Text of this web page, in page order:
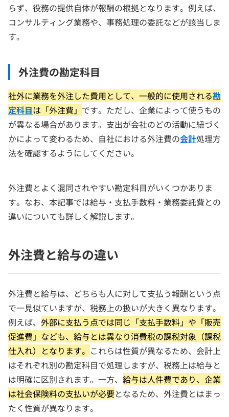
らず、役務の提供自体が報酬の根拠となります。例えば、
コンサルティング業務や、事務処理の委託などが該当しま
す。
外注費の勘定科目
社外に業務を外注した費用として、一般的に使用される勘
定科目は「外注費」 です。ただし、企業によって使うもの
が異なる場合があります。支出が会社のどの活動に紐づく
かによって変わるため、自社における外注費の会計処理方
法を確認するようにしてください。
外注費とよく混同されやすい勘定科目がいくつかありま
す。なお、本記事では給与・支払手数料・業務委託費との
違いについても詳しく解説します。
外注費と給与の違い
外注費と給与は、どちらも人に対して支払う報酬という点
で一見似ていますが、税務上の扱いが大きく異なります。
例えば、 外部に支払う点では同じ「支払手数料」や「販売
促進費」なども、給与とは異なり消費税の課税対象（課税
仕入れ）となります。 これらは性質が異なるため、会計上
はそれぞれ別の勘定科目で処理しますが、税務上は給与と
は明確に区別されます。一方、 給与は人件費であり、企業
は社会保険料の支払いが必要となるため、外注費とはまっ
たく性質が異なります。